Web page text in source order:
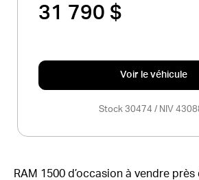
31 790 $
Voir le véhicule
Stock 30474 / NIV
RAM 1500 d’occasion à vendre